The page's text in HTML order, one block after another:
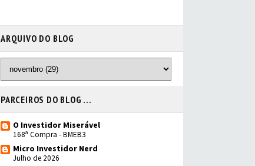
ARQUIVO DO BLOG
PARCEIROS DO BLOG ...
O Investidor Miserável
168ª Compra - BMEB3
Micro Investidor Nerd
Julho de 2026